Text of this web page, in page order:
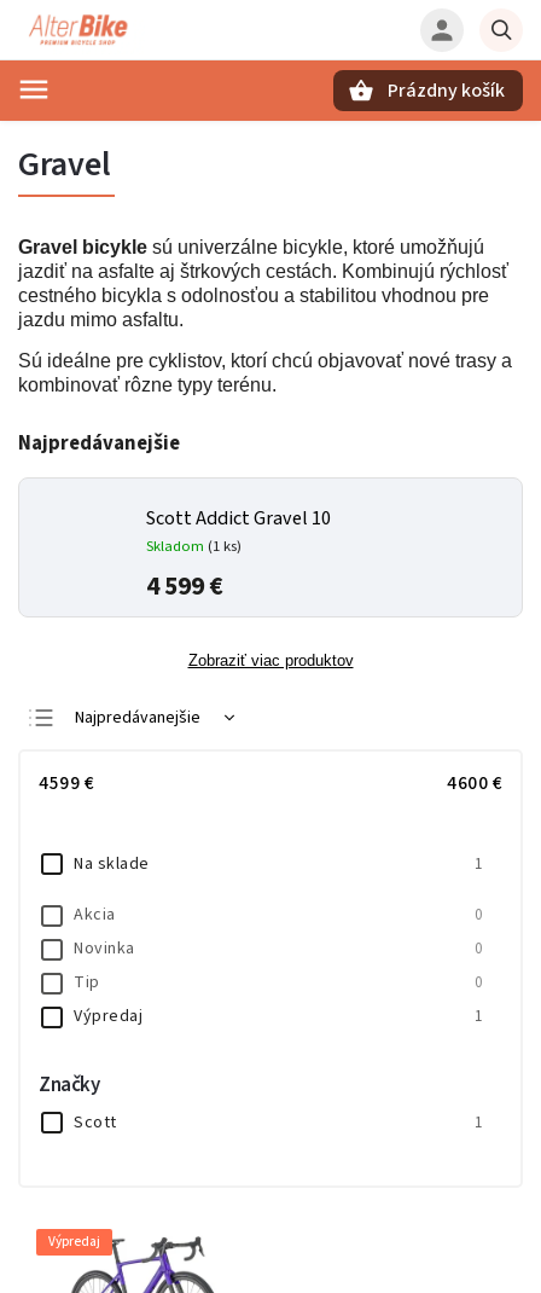
Prázdny košík
Gravel
Gravel bicykle sú univerzálne bicykle, ktoré umožňujú
jazdiť na asfalte aj štrkových cestách. Kombinujú rýchlosť
cestného bicykla s odolnosťou a stabilitou vhodnou pre
jazdu mimo asfaltu.
Sú ideálne pre cyklistov, ktorí chcú objavovať nové trasy a
kombinovať rôzne typy terénu.
Najpredávanejšie
Scott Addict Gravel 10
Skladom (1 ks)
4 599 €
Zobraziť viac produktov
Najpredávanejšie
Najdrahšie
4599€ 4600€
Na sklade 1
Akcia 0
Novinka 0
Tip 0
Výpredaj 1
Značky
Scott 1
Výpredaj